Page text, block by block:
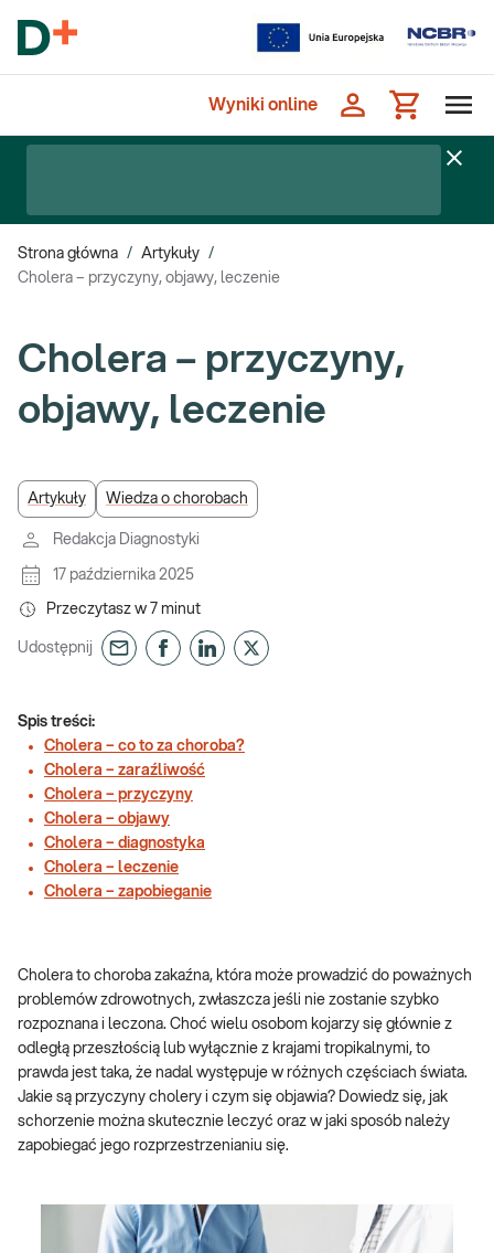
Wyniki online
Strona główna / Artykuły /
Cholera – przyczyny, objawy, leczenie
Cholera – przyczyny,
objawy, leczenie
Artykuły Wiedza o chorobach
Redakcja Diagnostyki
17 października 2025
Przeczytasz w 7 minut
Udostępnij
Spis treści:
Cholera – co to za choroba?
Cholera – zaraźliwość
Cholera – przyczyny
Cholera – objawy
Cholera – diagnostyka
Cholera – leczenie
Cholera – zapobieganie
Cholera to choroba zakaźna, która może prowadzić do poważnych
problemów zdrowotnych, zwłaszcza jeśli nie zostanie szybko
rozpoznana i leczona. Choć wielu osobom kojarzy się głównie z
odległą przeszłością lub wyłącznie z krajami tropikalnymi, to
prawda jest taka, że nadal występuje w różnych częściach świata.
Jakie są przyczyny cholery i czym się objawia? Dowiedz się, jak
schorzenie można skutecznie leczyć oraz w jaki sposób należy
zapobiegać jego rozprzestrzenianiu się.